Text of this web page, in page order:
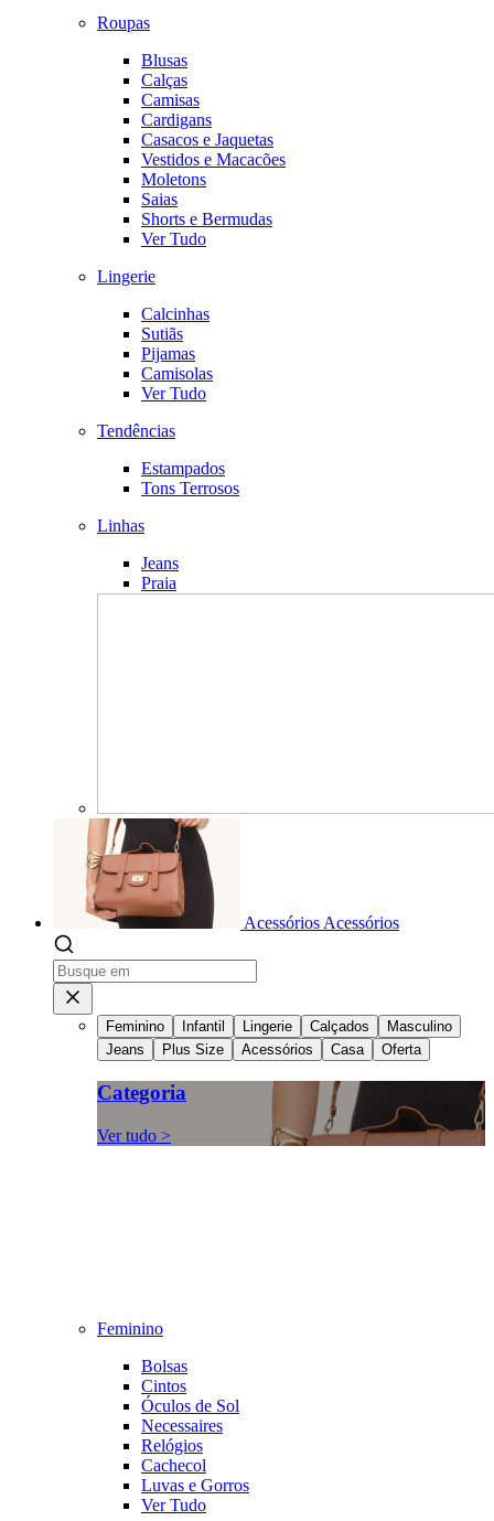
Roupas
Blusas
Calças
Camisas
Cardigans
Casacos e Jaquetas
Vestidos e Macacões
Moletons
Saias
Shorts e Bermudas
Ver Tudo
Lingerie
Calcinhas
Sutiãs
Pijamas
Camisolas
Ver Tudo
Tendências
Estampados
Tons Terrosos
Linhas
Jeans
Praia
Acessórios Acessórios
Feminino Infantil Lingerie Calçados
Masculino
Jeans
Plus Size Acessórios Casa Oferta
Categoria
Ver tudo >
Feminino
Bolsas
Cintos
Óculos de Sol
Necessaires
Relógios
Cachecol
Luvas e Gorros
Ver Tudo